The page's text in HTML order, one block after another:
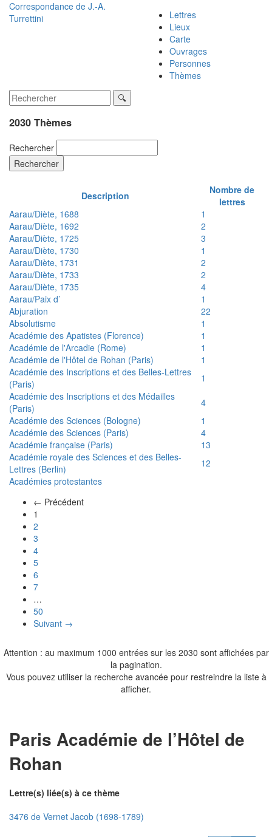
Correspondance de J.-A.
Turrettini
Lettres
Lieux
Carte
Ouvrages
Personnes
Thèmes
2030 Thèmes
Rechercher
Rechercher
Description
Nombre de
lettres
Aarau/Diète, 1688
1
Aarau/Diète, 1692
2
Aarau/Diète, 1725
3
Aarau/Diète, 1730
1
Aarau/Diète, 1731
2
Aarau/Diète, 1733
2
Aarau/Diète, 1735
4
Aarau/Paix d’
1
Abjuration
22
Absolutisme
1
Académie des Apatistes (Florence)
1
Académie de l'Arcadie (Rome)
1
Académie de l'Hôtel de Rohan (Paris)
1
Académie des Inscriptions et des Belles-Lettres
(Paris)
1
Académie des Inscriptions et des Médailles
(Paris)
4
Académie des Sciences (Bologne)
1
Académie des Sciences (Paris)
4
Académie française (Paris)
13
Académie royale des Sciences et des Belles-
Lettres (Berlin)
12
Académies protestantes
← Précédent
1
2
3
4
5
6
7
…
50
Suivant →
Attention : au maximum 1000 entrées sur les 2030 sont affichées par
la pagination.
Vous pouvez utiliser la recherche avancée pour restreindre la liste à
afficher.
Paris Académie de l’Hôtel de
Rohan
Lettre(s) liée(s) à ce thème
3476 de Vernet Jacob (1698-1789)